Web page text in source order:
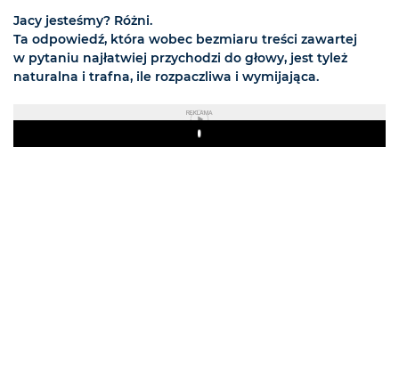
Jacy jesteśmy? Różni.
Ta odpowiedź, która wobec bezmiaru treści zawartej
w pytaniu najłatwiej przychodzi do głowy, jest tyleż
naturalna i trafna, ile rozpaczliwa i wymijająca.
REKLAMA
Play